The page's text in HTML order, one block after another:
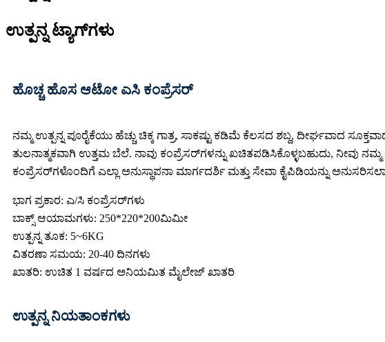
ಉತ್ಪನ್ನ ಟ್ಯಾಗ್‌ಗಳು
ಹೊಚ್ಚ ಹೊಸ ಆಟೋ ಎಸಿ ಕಂಪ್ರೆಸರ್
ನಮ್ಮ ಉತ್ಪನ್ನ ಪೂರೈಕೆಯು ಹೆಚ್ಚು ಚಿಕ್ಕ ಗಾತ್ರ, ಸಾಕಷ್ಟು ಕಡಿಮೆ ಕೆಲಸದ ಶಬ್ದ, ದೀರ್ಘವಾದ
ತುಲನಾತ್ಮಕವಾಗಿ ಉತ್ತಮ ಬೆಲೆ. ನಾವು ಕಂಪ್ರೆಸರ್‌ಗಳನ್ನು ಖಚಿತಪಡಿಸಿಕೊಳ್ಳಬಹುದು, ನೀವು
ಕಂಪ್ರೆಸರ್‌ಗಳೊಂದಿಗೆ ಎಲ್ಲಾ ಅನುಸ್ಥಾಪನಾ ಮಾರ್ಗದರ್ಶಿ ಮತ್ತು ಸೇವಾ ಕೈಪಿಡಿಯನ್ನು
ಭಾಗ ಪ್ರಕಾರ: ಎ/ಸಿ ಕಂಪ್ರೆಸರ್‌ಗಳು
ಬಾಕ್ಸ್ ಆಯಾಮಗಳು: 250*220*200ಮಿಮೀ
ಉತ್ಪನ್ನ ತೂಕ: 5~6KG
ವಿತರಣಾ ಸಮಯ: 20-40 ದಿನಗಳು
ಖಾತರಿ: ಉಚಿತ 1 ವರ್ಷದ ಅನಿಯಮಿತ ಮೈಲೇಜ್ ಖಾತರಿ
ಉತ್ಪನ್ನ ನಿಯತಾಂಕಗಳು